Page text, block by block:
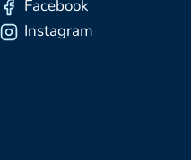
Facebook
Instagram